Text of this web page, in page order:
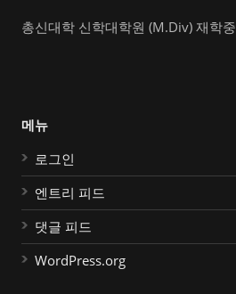
총신대학 신학대학원 (M.Div) 재학중
메뉴
로그인
엔트리 피드
댓글 피드
WordPress.org